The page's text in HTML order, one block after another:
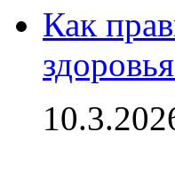
Как